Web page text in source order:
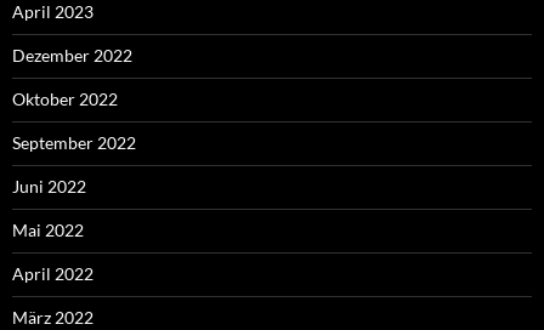
April 2023
Dezember 2022
Oktober 2022
September 2022
Juni 2022
Mai 2022
April 2022
März 2022